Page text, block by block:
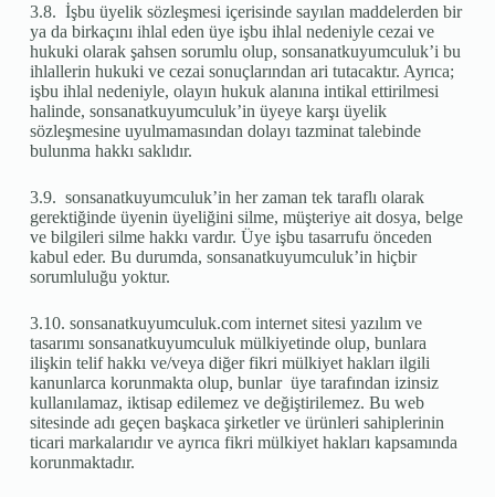
3.8. İşbu üyelik sözleşmesi içerisinde sayılan maddelerden bir
ya da birkaçını ihlal eden üye işbu ihlal nedeniyle cezai ve
hukuki olarak şahsen sorumlu olup, sonsanatkuyumculuk’i bu
ihlallerin hukuki ve cezai sonuçlarından ari tutacaktır. Ayrıca;
işbu ihlal nedeniyle, olayın hukuk alanına intikal ettirilmesi
halinde, sonsanatkuyumculuk’in üyeye karşı üyelik
sözleşmesine uyulmamasından dolayı tazminat talebinde
bulunma hakkı saklıdır.
3.9. sonsanatkuyumculuk’in her zaman tek taraflı olarak
gerektiğinde üyenin üyeliğini silme, müşteriye ait dosya, belge
ve bilgileri silme hakkı vardır. Üye işbu tasarrufu önceden
kabul eder. Bu durumda, sonsanatkuyumculuk’in hiçbir
sorumluluğu yoktur.
3.10. sonsanatkuyumculuk.com internet sitesi yazılım ve
tasarımı sonsanatkuyumculuk mülkiyetinde olup, bunlara
ilişkin telif hakkı ve/veya diğer fikri mülkiyet hakları ilgili
kanunlarca korunmakta olup, bunlar üye tarafından izinsiz
kullanılamaz, iktisap edilemez ve değiştirilemez. Bu web
sitesinde adı geçen başkaca şirketler ve ürünleri sahiplerinin
ticari markalarıdır ve ayrıca fikri mülkiyet hakları kapsamında
korunmaktadır.